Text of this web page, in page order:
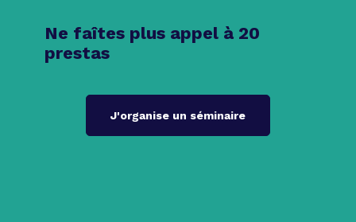
Ne faîtes plus appel à 20
prestas
J'organise un séminaire